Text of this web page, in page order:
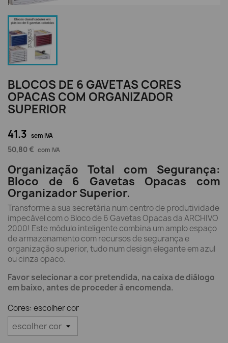
BLOCOS DE 6 GAVETAS CORES
OPACAS COM ORGANIZADOR
SUPERIOR
41.3 sem IVA
50,80 € com IVA
Organização Total com Segurança:
Bloco de 6 Gavetas Opacas com
Organizador Superior.
Transforme a sua secretária num centro de produtividade
impecável com o Bloco de 6 Gavetas Opacas da ARCHIVO
2000! Este módulo inteligente combina um amplo espaço
de armazenamento com recursos de segurança e
organização superior, tudo num design elegante em azul
ou cinza opaco.
Favor selecionar a cor pretendida, na caixa de diálogo
em baixo, antes de proceder à encomenda.
Cores: escolher cor